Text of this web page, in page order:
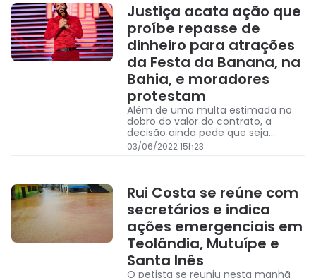
comprometeram para o evento.
Justiça acata ação que
proíbe repasse de
dinheiro para atrações
da Festa da Banana, na
Bahia, e moradores
protestam
Além de uma multa estimada no
dobro do valor do contrato, a
decisão ainda pede que seja
cortada a energia elétrica do local
da festa e que os aparelhos de
03/06/2022 15h23
Rui Costa se reúne com
secretários e indica
ações emergenciais em
Teolândia, Mutuípe e
Santa Inês
O petista se reuniu nesta manhã